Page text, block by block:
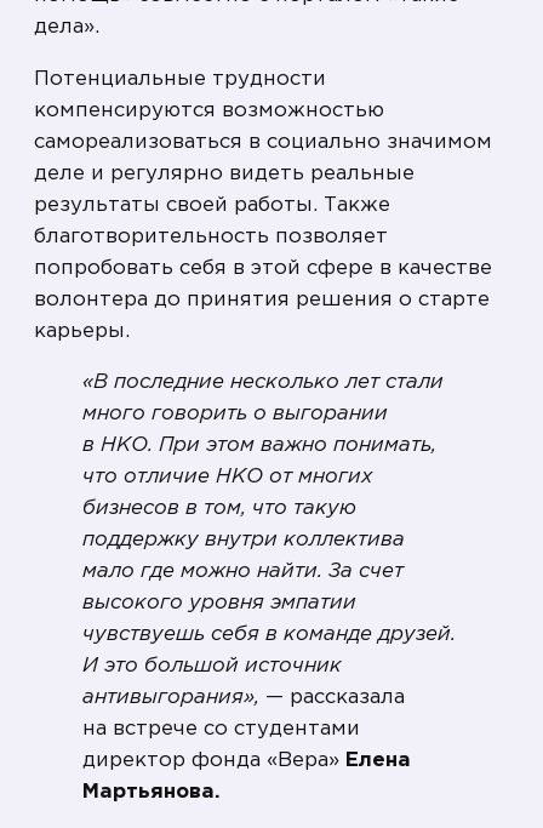
дела».
Потенциальные трудности
компенсируются возможностью
самореализоваться в социально значимом
деле и регулярно видеть реальные
результаты своей работы. Также
благотворительность позволяет
попробовать себя в этой сфере в качестве
волонтера до принятия решения о старте
карьеры.
«В последние несколько лет стали
много говорить о выгорании
в НКО. При этом важно понимать,
что отличие НКО от многих
бизнесов в том, что такую
поддержку внутри коллектива
мало где можно найти. За счет
высокого уровня эмпатии
чувствуешь себя в команде друзей.
И это большой источник
антивыгорания», — рассказала
на встрече со студентами
директор фонда «Вера» Елена
Мартьянова.